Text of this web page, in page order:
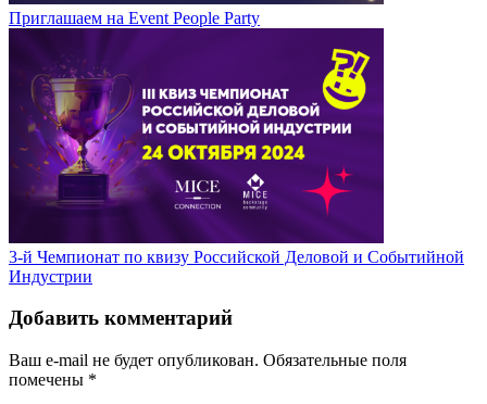
Приглашаем на Event People Party
3-й Чемпионат по квизу Российской Деловой и Событийной
Индустрии
Добавить комментарий
Ваш e-mail не будет опубликован. Обязательные поля
помечены *